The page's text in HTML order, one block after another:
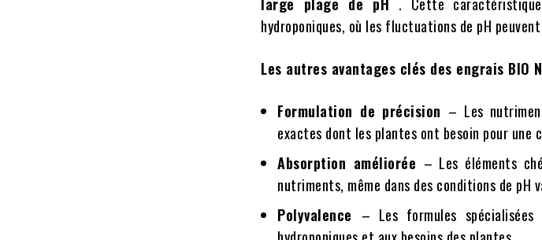
large plage de pH . Cette
hydroponiques, où les fluctuations de pH
Les autres avantages clés des engrais BIO
Formulation de précision – Les
exactes dont les plantes ont besoin pour une
Absorption améliorée – Les éléments
nutriments, même dans des conditions de pH
Polyvalence – Les formules